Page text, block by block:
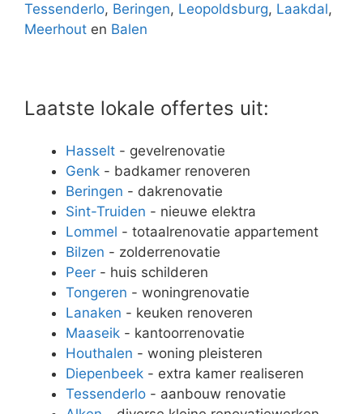
Tessenderlo, Beringen, Leopoldsburg, Laakdal,
Meerhout en Balen
Laatste lokale offertes uit:
Hasselt - gevelrenovatie
Genk - badkamer renoveren
Beringen - dakrenovatie
Sint-Truiden - nieuwe elektra
Lommel - totaalrenovatie appartement
Bilzen - zolderrenovatie
Peer - huis schilderen
Tongeren - woningrenovatie
Lanaken - keuken renoveren
Maaseik - kantoorrenovatie
Houthalen - woning pleisteren
Diepenbeek - extra kamer realiseren
Tessenderlo - aanbouw renovatie